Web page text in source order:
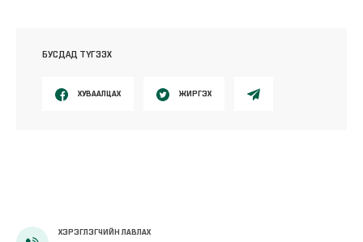
БУСДАД ТҮГЭЭХ
ХУВААЛЦАХ ЖИРГЭХ
ХЭРЭГЛЭГЧИЙН ЛАВЛАХ